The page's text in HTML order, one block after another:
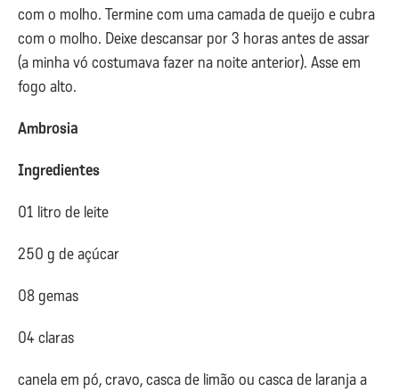
com o molho. Termine com uma camada de queijo e cubra
com o molho. Deixe descansar por 3 horas antes de assar
(a minha vó costumava fazer na noite anterior). Asse em
fogo alto.
Ambrosia
Ingredientes
01 litro de leite
250 g de açúcar
08 gemas
04 claras
canela em pó, cravo, casca de limão ou casca de laranja a